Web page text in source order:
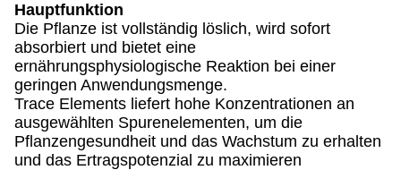
Hauptfunktion
Die Pflanze ist vollständig löslich, wird sofort
absorbiert und bietet eine
ernährungsphysiologische Reaktion bei einer
geringen Anwendungsmenge.
Trace Elements liefert hohe Konzentrationen an
ausgewählten Spurenelementen, um die
Pflanzengesundheit und das Wachstum zu erhalten
und das Ertragspotenzial zu maximieren